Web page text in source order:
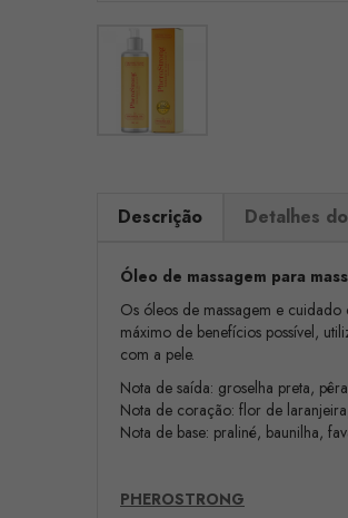
Descrição Detalhes
Óleo de massagem para
Os óleos de massagem e
máximo de benefícios possível,
com a pele.
Nota de saída: groselha preta, pêra
Nota de coração: flor de
Nota de base: praliné, baunilha,
PHEROSTRONG